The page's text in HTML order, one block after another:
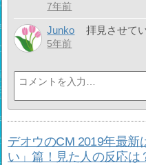
7年前
Junko 拝見させて
5年前
デオウのCM 2019年最新
い」篇！見た人の反応は